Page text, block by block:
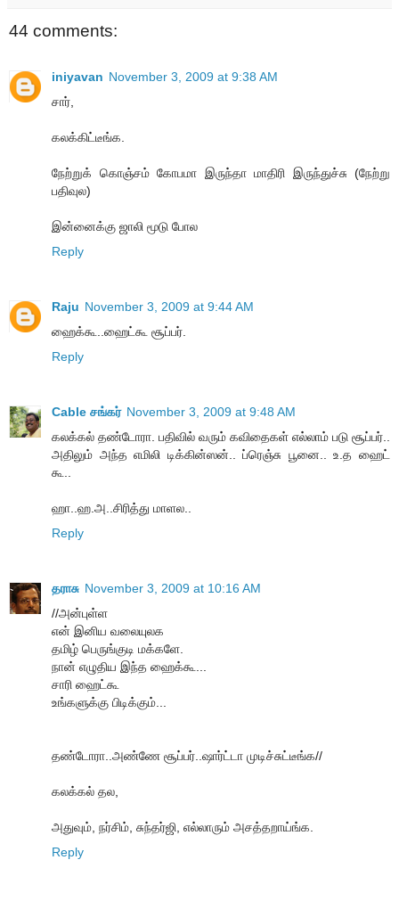
44 comments:
iniyavan November 3, 2009 at 9:38 AM
சார்,
கலக்கிட்டீங்க.
நேற்றுக் கொஞ்சம் கோபமா இருந்தா மாதிரி இருந்துச்சு (நேற்று
பதிவுல)
இன்னைக்கு ஜாலி மூடு போல
Reply
Raju November 3, 2009 at 9:44 AM
ஹைக்கூ..ஹைட்கூ சூப்பர்.
Reply
Cable சங்கர் November 3, 2009 at 9:48 AM
கலக்கல் தண்டோரா. பதிவில் வரும் கவிதைகள் எல்லாம் படு சூப்பர்..
அதிலும் அந்த எமிலி டிக்கின்ஸன்.. ப்ரெஞ்சு பூனை.. உ.த ஹைட்
கூ..
ஹா..ஹ.அ..சிரித்து மாளல..
Reply
தராசு November 3, 2009 at 10:16 AM
//அன்புள்ள
என் இனிய வலையுலக
தமிழ் பெருங்குடி மக்களே.
நான் எழுதிய இந்த ஹைக்கூ...
சாரி ஹைட்கூ
உங்களுக்கு பிடிக்கும்...
தண்டோரா..அண்ணே சூப்பர்..ஷார்ட்டா முடிச்சுட்டீங்க//
கலக்கல் தல,
அதுவும், நர்சிம், சுந்தர்ஜி, எல்லாரும் அசத்தறாய்ங்க.
Reply